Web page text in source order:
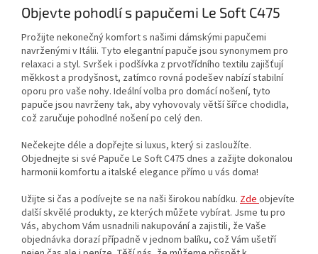
Objevte pohodlí s papučemi Le Soft C475
Prožijte nekonečný komfort s našimi dámskými papučemi
navrženými v Itálii. Tyto elegantní papuče jsou synonymem pro
relaxaci a styl. Svršek i podšívka z prvotřídního textilu zajišťují
měkkost a prodyšnost, zatímco rovná podešev nabízí stabilní
oporu pro vaše nohy. Ideální volba pro domácí nošení, tyto
papuče jsou navrženy tak, aby vyhovovaly větší šířce chodidla,
což zaručuje pohodlné nošení po celý den.
Nečekejte déle a dopřejte si luxus, který si zasloužíte.
Objednejte si své Papuče Le Soft C475 dnes a zažijte dokonalou
harmonii komfortu a italské elegance přímo u vás doma!
Užijte si čas a podívejte se na naši širokou nabídku. Zdeobjevíte
další skvělé produkty, ze kterých můžete vybírat. Jsme tu pro
Vás, abychom Vám usnadnili nakupování a zajistili, že Vaše
objednávka dorazí případně v jednom balíku, což Vám ušetří